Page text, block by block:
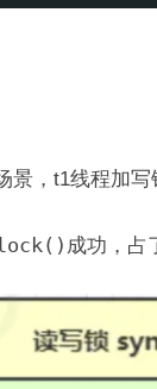
景，t1线程加
成功，占